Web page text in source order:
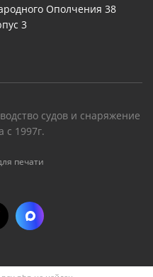
Ополчения 38
3
судов и снаряжение
с 1997г.
печати